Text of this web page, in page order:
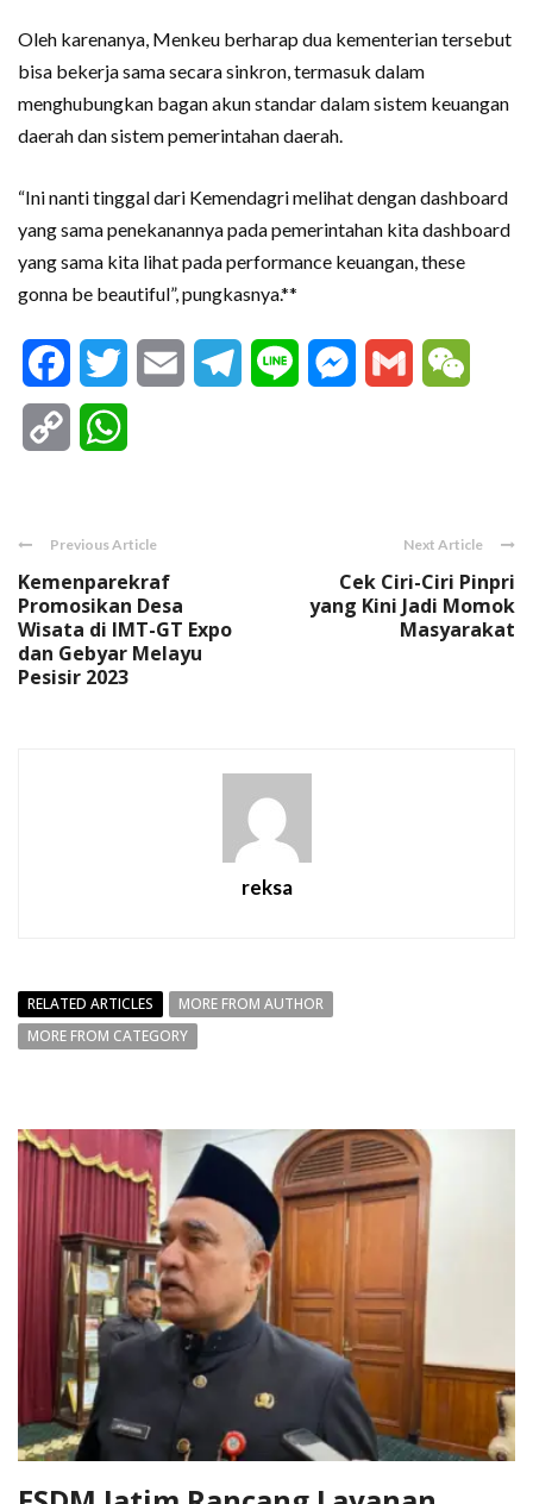
Oleh karenanya, Menkeu berharap dua kementerian tersebut
bisa bekerja sama secara sinkron, termasuk dalam
menghubungkan bagan akun standar dalam sistem keuangan
daerah dan sistem pemerintahan daerah.
“Ini nanti tinggal dari Kemendagri melihat dengan dashboard
yang sama penekanannya pada pemerintahan kita dashboard
yang sama kita lihat pada performance keuangan, these
gonna be beautiful”, pungkasnya.**
FacebookTwitter Email Telegram
Line Messenger
Gmail
Copy
Previous Article
Kemenparekraf
Promosikan Desa
Wisata di IMT-GT Expo
dan Gebyar Melayu
Pesisir 2023
Next Article
Cek Ciri-Ciri Pinpri
yang Kini Jadi Momok
Masyarakat
reksa
RELATED ARTICLES
MORE FROM AUTHOR
MORE FROM CATEGORY